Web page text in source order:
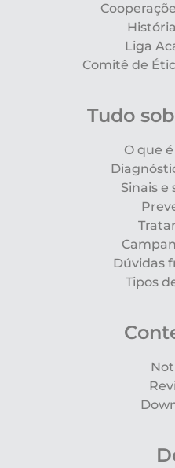
Liga
Comitê de
Tudo
O que
Sinais e
Dúvidas
Tipos